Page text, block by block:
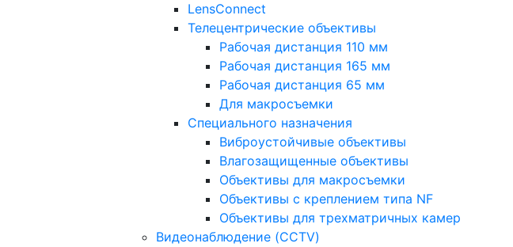
LensConnect
Телецентрические объективы
Рабочая дистанция 110 мм
Рабочая дистанция 165 мм
Рабочая дистанция 65 мм
Для макросъемки
Специального назначения
Виброустойчивые объективы
Влагозащищенные объективы
Объективы для макросъемки
Объективы с креплением типа NF
Объективы для трехматричных камер
Видеонаблюдение (CCTV)